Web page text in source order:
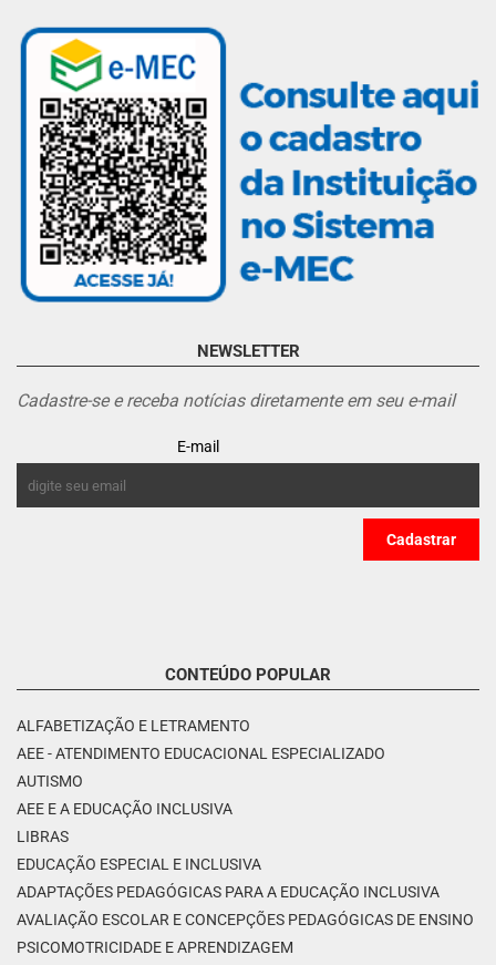
NEWSLETTER
Cadastre-se e receba notícias diretamente em seu e-mail
E-mail
CONTEÚDO POPULAR
ALFABETIZAÇÃO E LETRAMENTO
AEE - ATENDIMENTO EDUCACIONAL ESPECIALIZADO
AUTISMO
AEE E A EDUCAÇÃO INCLUSIVA
LIBRAS
EDUCAÇÃO ESPECIAL E INCLUSIVA
ADAPTAÇÕES PEDAGÓGICAS PARA A EDUCAÇÃO INCLUSIVA
AVALIAÇÃO ESCOLAR E CONCEPÇÕES PEDAGÓGICAS DE ENSINO
PSICOMOTRICIDADE E APRENDIZAGEM